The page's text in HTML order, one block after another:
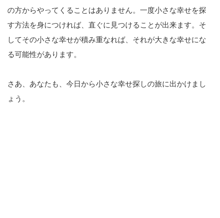
の方からやってくることはありません。一度小さな幸せを探
す方法を身につければ、直ぐに見つけることが出来ます。そ
してその小さな幸せが積み重なれば、それが大きな幸せにな
る可能性があります。
さあ、あなたも、今日から小さな幸せ探しの旅に出かけまし
ょう。